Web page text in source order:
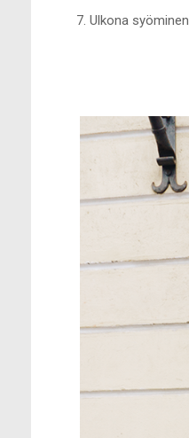
7. Ulkona